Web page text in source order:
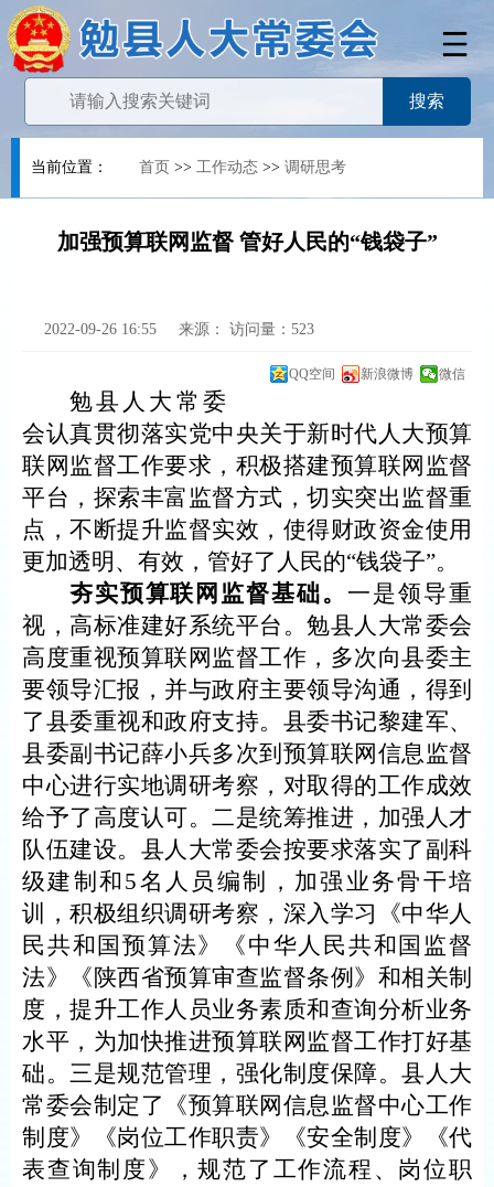
当前位置： 首页 >> 工作动态 >> 调研思考
加强预算联网监督 管好人民的“钱袋子”
2022-09-26 16:55 来源： 访问量： 523
QQ空间 新浪微博 微信
勉县人大常委
会认真贯彻落实党中央关于新时代人大预算
联网监督工作要求，积极搭建预算联网监督
平台，探索丰富监督方式，切实突出监督重
点，不断提升监督实效，使得财政资金使用
更加透明、有效，管好了人民的“钱袋子”。
夯实预算联网监督基础。 一是领导重
视，高标准建好系统平台。勉县人大常委会
高度重视预算联网监督工作，多次向县委主
要领导汇报，并与政府主要领导沟通，得到
了县委重视和政府支持。县委书记黎建军、
县委副书记薛小兵多次到预算联网信息监督
中心进行实地调研考察，对取得的工作成效
给予了高度认可。二是统筹推进，加强人才
队伍建设。县人大常委会按要求落实了副科
级建制和 5名人员编制，加强业务骨干培
训，积极组织调研考察，深入学习《中华人
民共和国预算法》《中华人民共和国监督
法》《陕西省预算审查监督条例》和相关制
度，提升工作人员业务素质和查询分析业务
水平，为加快推进预算联网监督工作打好基
础。三是规范管理，强化制度保障。县人大
常委会制定了《预算联网信息监督中心工作
制度》《岗位工作职责》《安全制度》《代
表查询制度》，规范了工作流程、岗位职